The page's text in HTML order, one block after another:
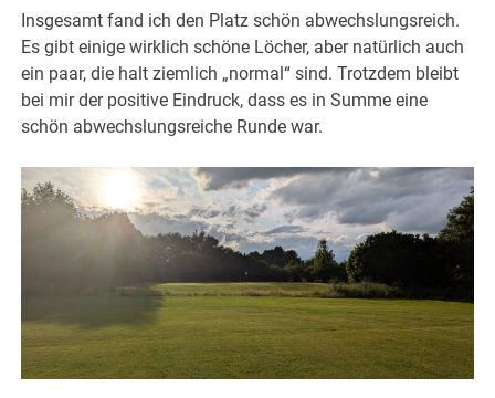
Insgesamt fand ich den Platz schön abwechslungsreich.
Es gibt einige wirklich schöne Löcher, aber natürlich auch
ein paar, die halt ziemlich „normal“ sind. Trotzdem bleibt
bei mir der positive Eindruck, dass es in Summe eine
schön abwechslungsreiche Runde war.